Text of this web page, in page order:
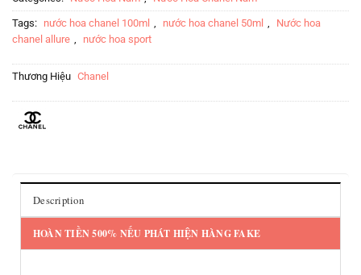
Tags: nước hoa chanel 100ml , nước hoa chanel 50ml ,
Nước hoa
chanel allure , nước hoa sport
Thương Hiệu Chanel
Description
HOÀN TIỀN 500% NẾU PHÁT HIỆN HÀNG FAKE